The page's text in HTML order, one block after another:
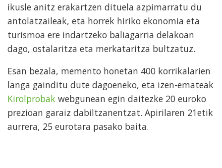
ikusle anitz erakartzen dituela azpimarratu du
antolatzaileak, eta horrek hiriko ekonomia eta
turismoa ere indartzeko baliagarria delakoan
dago, ostalaritza eta merkataritza bultzatuz.
Esan bezala, memento honetan 400 korrikalarien
langa gainditu dute dagoeneko, eta izen-emateak
Kirolprobak webgunean egin daitezke 20 euroko
prezioan garaiz dabiltzanentzat. Apirilaren 21etik
aurrera, 25 eurotara pasako baita.